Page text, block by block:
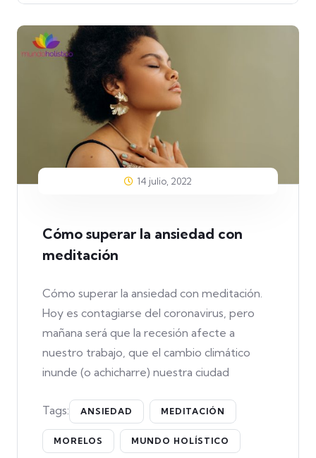
14 julio, 2022
Cómo superar la ansiedad con
meditación
Cómo superar la ansiedad con meditación.
Hoy es contagiarse del coronavirus, pero
mañana será que la recesión afecte a
nuestro trabajo, que el cambio climático
inunde (o achicharre) nuestra ciudad
Tags: ANSIEDAD MEDITACIÓN
MORELOS MUNDO HOLÍSTICO